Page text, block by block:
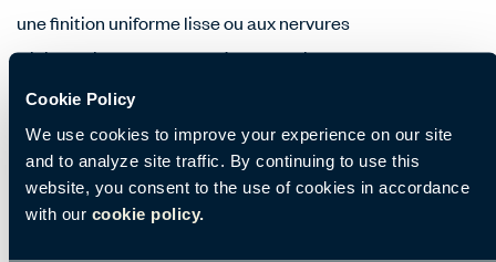
Cookie Policy
We use cookies to improve your experience on our site
and to analyze site traffic. By continuing to use this
website, you consent to the use of cookies in accordance
with our cookie policy.
une finition uniforme lisse ou aux nervures
tridimensionnelles et se déplace facilement entre les
espaces sociaux et de travail. Le textile doux qui le couvre
offre une assise des plus confortable, quoi que vous ayez à
y faire.